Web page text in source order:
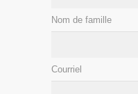
Nom de famille
Courriel